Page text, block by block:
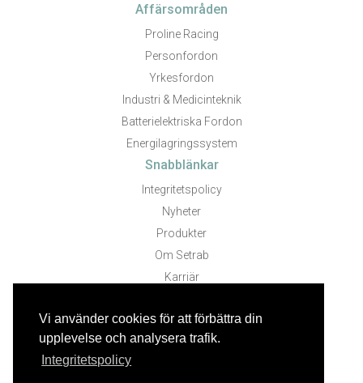
Vi använder cookies för att förbättra din
upplevelse och analysera trafik.
Integritetspolicy
Affärsområden
Proline Racing
Personfordon
Yrkesfordon
Industri & Medicinteknik
Batterielektriska Fordon
Energilagringssystem
Snabblänkar
Integritetspolicy
Nyheter
Produkter
Om Setrab
Karriär
Följ oss